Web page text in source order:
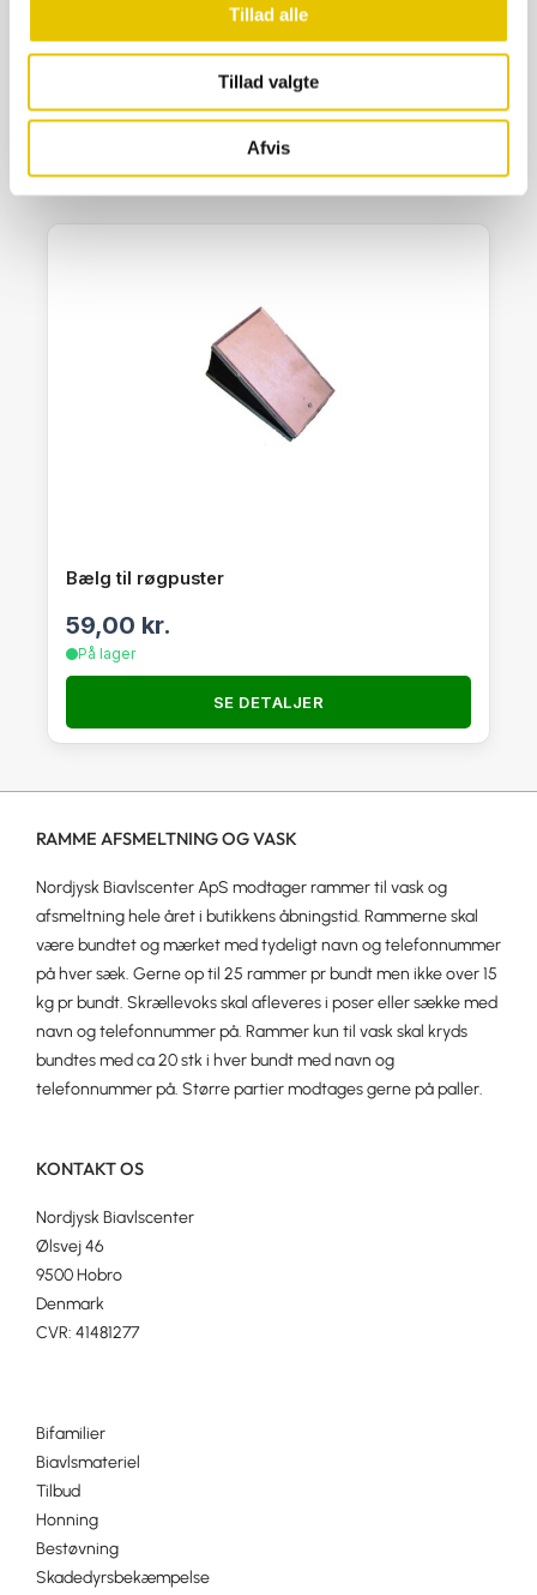
Tillad alle
Tillad valgte
Afvis
Røgpuster rustfri stål, lille Ø8
175,00kr.
Bælg til røgpuster
59,00 kr.
På lager
SE DETALJER
RAMME AFSMELTNING OG VASK
Nordjysk Biavlscenter ApS modtager rammer til vask og
afsmeltning hele året i butikkens åbningstid. Rammerne skal
være bundtet og mærket med tydeligt navn og telefonnummer
på hver sæk. Gerne op til 25 rammer pr bundt men ikke over 15
kg pr bundt. Skrællevoks skal afleveres i poser eller sække med
navn og telefonnummer på. Rammer kun til vask skal kryds
bundtes med ca 20 stk i hver bundt med navn og
telefonnummer på. Større partier modtages gerne på paller.
KONTAKT OS
Nordjysk Biavlscenter
Ølsvej 46
9500 Hobro
Denmark
CVR: 41481277
Bifamilier
Biavlsmateriel
Tilbud
Honning
Bestøvning
Skadedyrsbekæmpelse